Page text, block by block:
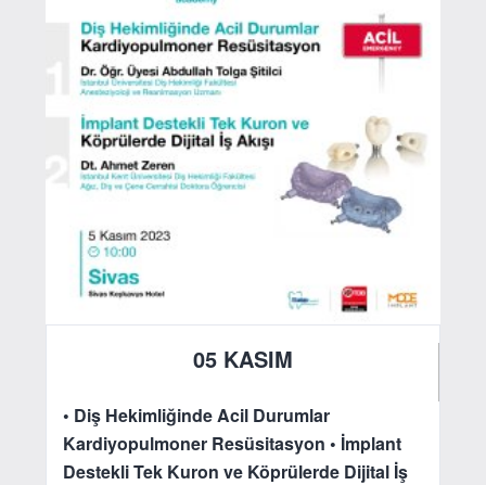
05 KASIM
• Diş Hekimliğinde Acil Durumlar
Kardiyopulmoner Resüsitasyon • İmplant
Destekli Tek Kuron ve Köprülerde Dijital İş